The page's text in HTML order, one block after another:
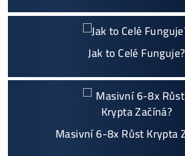
Proč My?
možný Osobní Odběr aPlatba
Největší 🇨🇿🇸🇰 CZ-SK
ů a prodejce ASIC minerů -
Na trhu již od@2015